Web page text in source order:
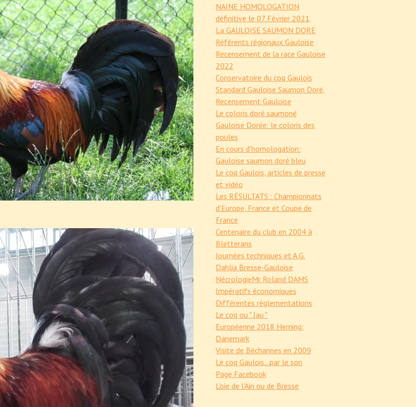
NAINE HOMOLOGATION
définitive le 07 Février 2021
La GAULOISE SAUMON DORE
Référents régionaux Gauloise
Recensement de la race Gauloise
2022
Conservatoire du coq Gaulois
Standard Gauloise Saumon Doré,
Recensement Gauloise
Le coloris doré saumoné
Gauloise Dorée: le coloris des
poules
En cours d'homologation:
Gauloise saumon doré bleu
Le coq Gaulois, articles de presse
et vidéo
Les RÉSULTATS : Championnats
d'Europe, France et Coupe de
France
Centenaire du club en 2004 à
Bletterans
Journées techniques et A.G.
Dahlia Bresse-Gauloise
NécrologieMr Roland DAMS
Impératifs économiques
Différentes réglementations
Le coq ou " Jau "
Européenne 2018 Herning:
Danemark
Visite de Béchannes en 2009
Le coq Gaulois...par le son
Page Facebook
L'oie de l'Ain ou de Bresse